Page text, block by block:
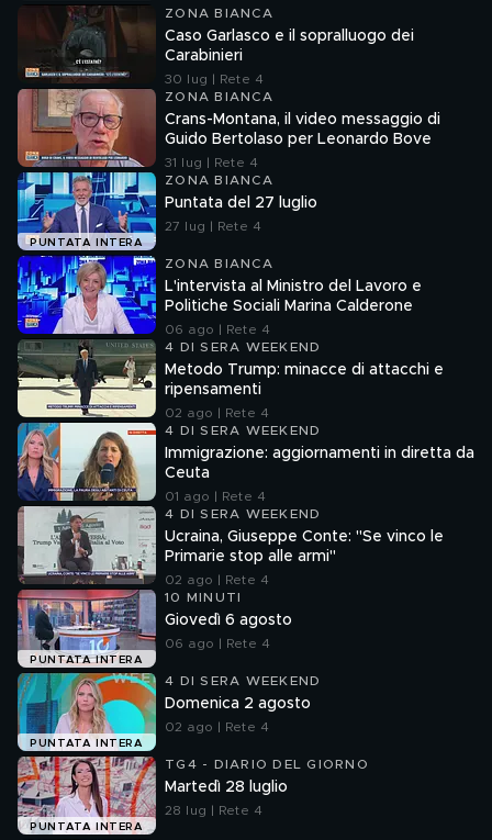
ZONA BIANCA
Caso Garlasco e il sopralluogo dei
Carabinieri
30 lug | Rete 4
ZONA BIANCA
Crans-Montana, il video messaggio di
Guido Bertolaso per Leonardo Bove
31 lug | Rete 4
PUNTATA INTERA
ZONA BIANCA
Puntata del 27 luglio
27 lug | Rete 4
ZONA BIANCA
L'intervista al Ministro del Lavoro e
Politiche Sociali Marina Calderone
06 ago | Rete 4
4 DI SERA WEEKEND
Metodo Trump: minacce di attacchi e
ripensamenti
02 ago | Rete 4
4 DI SERA WEEKEND
Immigrazione: aggiornamenti in diretta da
Ceuta
01 ago | Rete 4
4 DI SERA WEEKEND
Ucraina, Giuseppe Conte: "Se vinco le
Primarie stop alle armi"
02 ago | Rete 4
PUNTATA INTERA
10 MINUTI
Giovedì 6 agosto
06 ago | Rete 4
PUNTATA INTERA
4 DI SERA WEEKEND
Domenica 2 agosto
02 ago | Rete 4
PUNTATA INTERA
TG4 - DIARIO DEL GIORNO
Martedì 28 luglio
28 lug | Rete 4